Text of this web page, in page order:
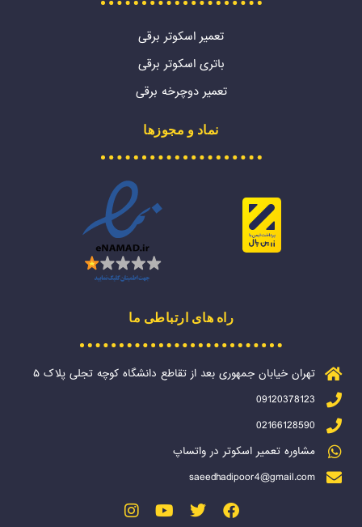
تعمیر اسکوتر برقی
باتری اسکوتر برقی
تعمیر دوچرخه برقی
نماد و مجوزها
راه های ارتباطی ما
تهران خیابان جمهوری بعد از تقاطع دانشگاه کوچه تجلی پلاک ۵
09120378123
02166128590
مشاوره تعمیر اسکوتر در واتساپ
saeedhadipoor4@gmail.com